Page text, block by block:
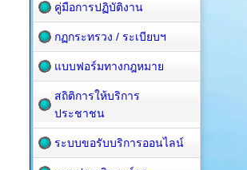
คู่มือการปฏิบัติงาน
กฏกระทรวง / ระเบียบฯ
แบบฟอร์มทางกฎหมาย
สถิติการให้บริการ
ประชาชน
ระบบขอรับบริการออนไลน์